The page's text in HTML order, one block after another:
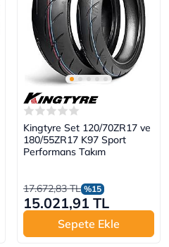
Kingtyre Set 120/70ZR17 ve
180/55ZR17 K97 Sport
Performans Takım
17.672,83 TL %15
15.021,91 TL
Sepete Ekle